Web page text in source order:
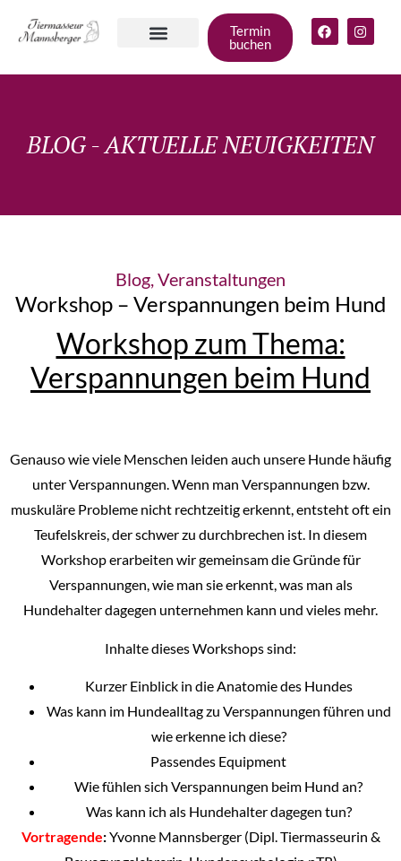
Termin
buchen
BLOG - AKTUELLE NEUIGKEITEN
Blog,Veranstaltungen
Workshop – Verspannungen beim Hund
Workshop zum Thema:
Verspannungen beim Hund
Genauso wie viele Menschen leiden auch unsere Hunde häufig
unter Verspannungen. Wenn man Verspannungen bzw.
muskuläre Probleme nicht rechtzeitig erkennt, entsteht oft ein
Teufelskreis, der schwer zu durchbrechen ist. In diesem
Workshop erarbeiten wir gemeinsam die Gründe für
Verspannungen, wie man sie erkennt, was man als
Hundehalter dagegen unternehmen kann und vieles mehr.
Inhalte dieses Workshops sind:
Kurzer Einblick in die Anatomie des Hundes
Was kann im Hundealltag zu Verspannungen führen und
wie erkenne ich diese?
Passendes Equipment
Wie fühlen sich Verspannungen beim Hund an?
Was kann ich als Hundehalter dagegen tun?
Vortragende:Yvonne Mannsberger (Dipl. Tiermasseurin &